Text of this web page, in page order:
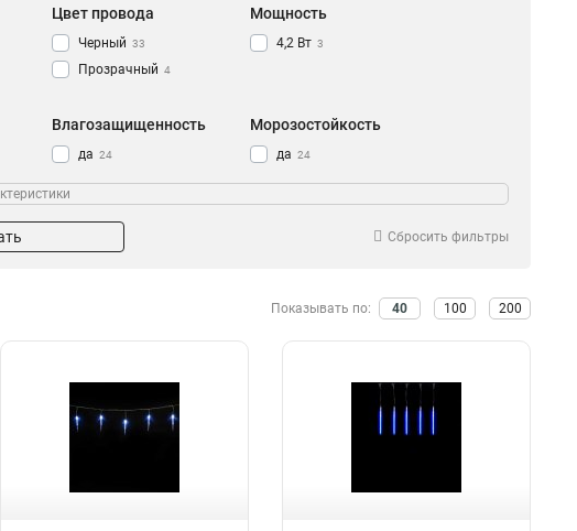
Цвет провода
Черный 33
Прозрачный 4
Мощность
4,2 Вт 3
Влагозащищенность
да 24
нет 3
Морозостойкость
да 24
нет 3
Сбросить фильтры
Показывать по: 40 100 200